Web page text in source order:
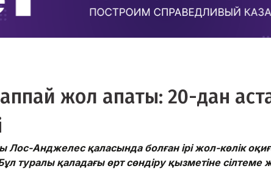
жол апаты: 20-дан
Анджелес қаласында болған ірі жол-көлік
туралы қаладағы өрт сөндіру қызметіне сілтеме